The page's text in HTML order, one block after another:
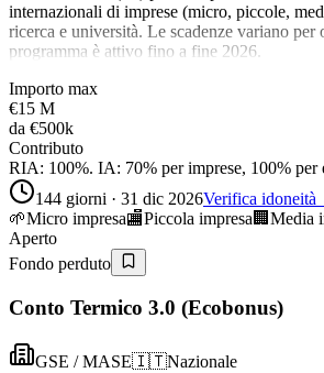
internazionali di imprese (micro, piccole,
ricerca e università. Le scadenze variano per
programma è attivo fino a fine 2026.
Importo max
€15 M
da €500k
Contributo
RIA: 100%. IA: 70% per imprese, 100%
144 giorni · 31 dic 2026Verifica
🌱Micro impresa🏬Piccola impresa 🏢 Media
Aperto
Fondo perduto
Conto Termico 3.0 (Ecobonus)
GSE / MASE🇮🇹Nazionale